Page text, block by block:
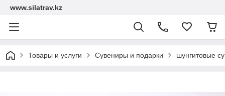
www.silatrav.kz
Товары и услуги Сувениры и подарки шунгитовые